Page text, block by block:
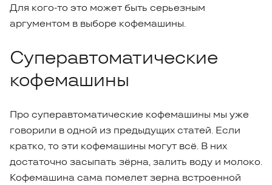
Для кого-то это может быть серьезным
аргументом в выборе кофемашины.
Суперавтоматические
кофемашины
Про суперавтоматические кофемашины мы уже
говорили в одной из предыдущих статей. Если
кратко, то эти кофемашины могут всё. В них
достаточно засыпать зёрна, залить воду и молоко.
Кофемашина сама помелет зерна встроенной